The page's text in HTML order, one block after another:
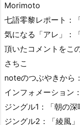
Morimoto
七語零黎レポート
気になる「アレ」
頂いたコメントをこ
さちこ
noteのつぶやきから
インフォメーション
ジングル1：「朝の
ジングル2：「綾風